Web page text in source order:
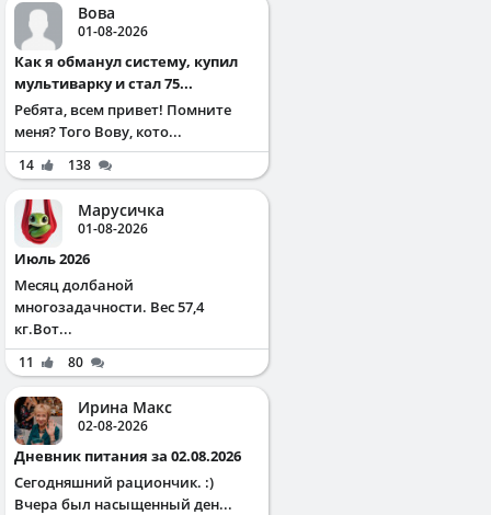
Вова
01-08-2026
Как я обманул систему, купил
мультиварку и стал 75...
Ребята, всем привет! Помните
меня? Того Вову, кото...
14 138
Марусичка
01-08-2026
Июль 2026
Месяц долбаной
многозадачности. Вес 57,4
кг.Вот...
11 80
Ирина Макс
02-08-2026
Дневник питания за 02.08.2026
Сегодняшний рациончик. :)
Вчера был насыщенный ден...